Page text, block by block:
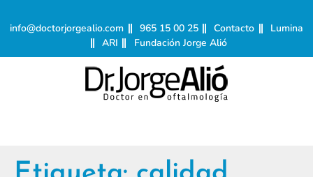
info@doctorjorgealio.com 965 15 00 25 Contacto
Lumina
ARI
Fundación Jorge Alió